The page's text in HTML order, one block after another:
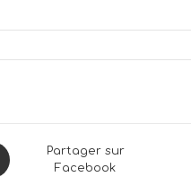
Partager sur
Facebook